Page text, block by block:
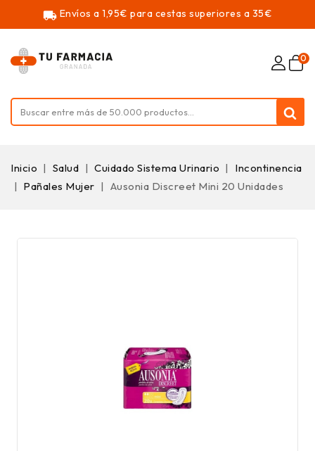
local_shipping Envíos a 1,95€ para cestas superiores a 35€
0
Inicio Salud Cuidado Sistema Urinario
Incontinencia
Pañales Mujer
Ausonia Discreet Mini 20 Unidades